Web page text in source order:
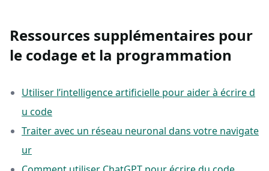
Ressources supplémentaires pour
le codage et la programmation
Utiliser l’intelligence artificielle pour aider à écrire d
u code
Traiter avec un réseau neuronal dans votre navigate
ur